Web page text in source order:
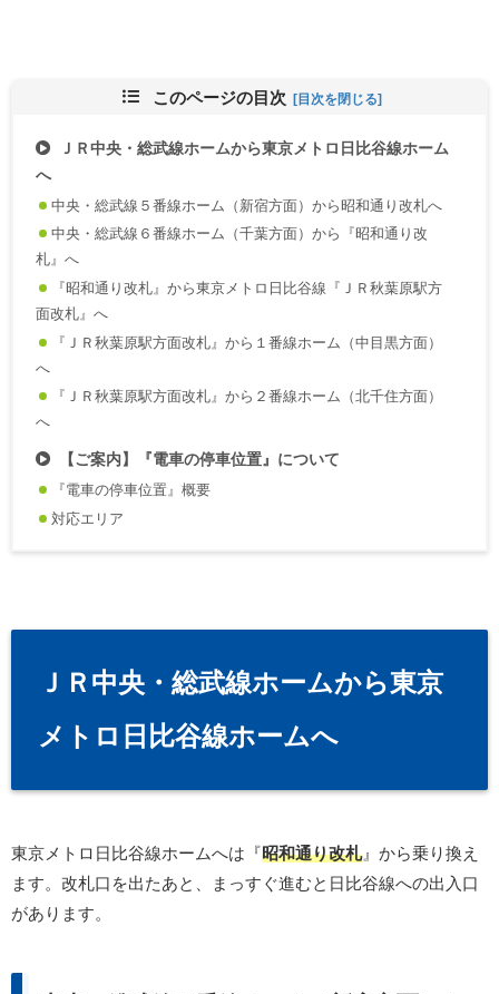
このページの目次
ＪＲ中央・総武線ホームから東京メトロ日比谷線ホーム
へ
中央・総武線５番線ホーム（新宿方面）から昭和通り改札へ
中央・総武線６番線ホーム（千葉方面）から『昭和通り改
札』へ
『昭和通り改札』から東京メトロ日比谷線『ＪＲ秋葉原駅方
面改札』へ
『ＪＲ秋葉原駅方面改札』から１番線ホーム（中目黒方面）
へ
『ＪＲ秋葉原駅方面改札』から２番線ホーム（北千住方面）
へ
【ご案内】『電車の停車位置』について
『電車の停車位置』概要
対応エリア
ＪＲ中央・総武線ホームから東京
メトロ日比谷線ホームへ
東京メトロ日比谷線ホームへは『昭和通り改札』から乗り換え
ます。改札口を出たあと、まっすぐ進むと日比谷線への出入口
があります。